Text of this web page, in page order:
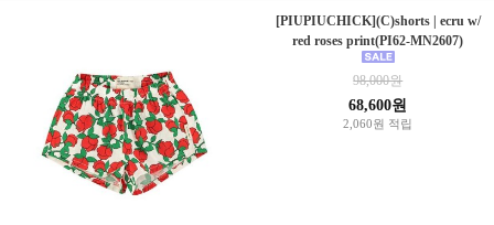
[PIUPIUCHICK](C)shorts | ecru w/
red roses print(PI62-MN2607)
98,000원
68,600원
2,060원 적립